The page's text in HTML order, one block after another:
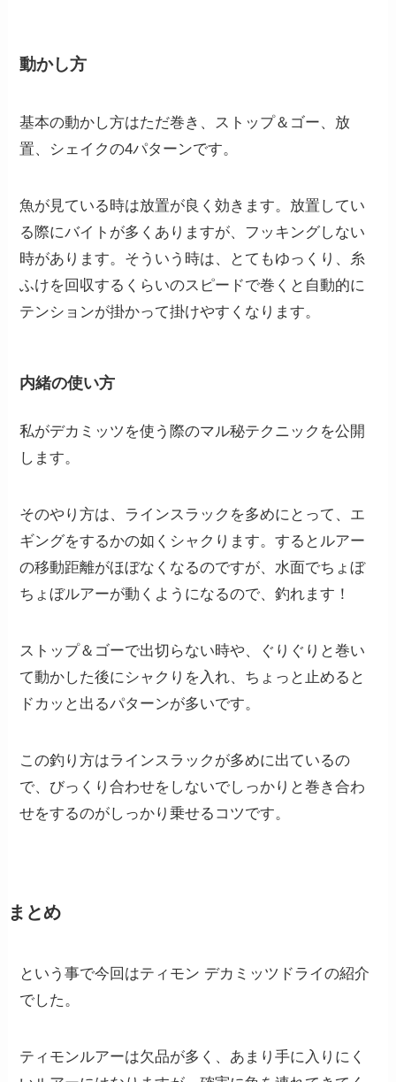
動かし方
基本の動かし方はただ巻き、ストップ＆ゴー、放
置、シェイクの4パターンです。
魚が見ている時は放置が良く効きます。放置してい
る際にバイトが多くありますが、フッキングしない
時があります。そういう時は、とてもゆっくり、糸
ふけを回収するくらいのスピードで巻くと自動的に
テンションが掛かって掛けやすくなります。
内緒の使い方
私がデカミッツを使う際のマル秘テクニックを公開
します。
そのやり方は、ラインスラックを多めにとって、エ
ギングをするかの如くシャクります。するとルアー
の移動距離がほぼなくなるのですが、水面でちょぼ
ちょぼルアーが動くようになるので、釣れます！
ストップ＆ゴーで出切らない時や、ぐりぐりと巻い
て動かした後にシャクりを入れ、ちょっと止めると
ドカッと出るパターンが多いです。
この釣り方はラインスラックが多めに出ているの
で、びっくり合わせをしないでしっかりと巻き合わ
せをするのがしっかり乗せるコツです。
まとめ
という事で今回はティモン デカミッツドライの紹介
でした。
ティモンルアーは欠品が多く、あまり手に入りにく